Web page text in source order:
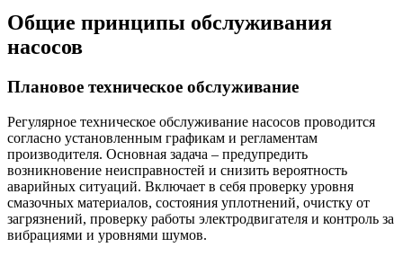
Общие принципы обслуживания
насосов
Плановое техническое обслуживание
Регулярное техническое обслуживание насосов проводится
согласно установленным графикам и регламентам
производителя. Основная задача – предупредить
возникновение неисправностей и снизить вероятность
аварийных ситуаций. Включает в себя проверку уровня
смазочных материалов, состояния уплотнений, очистку от
загрязнений, проверку работы электродвигателя и контроль за
вибрациями и уровнями шумов.